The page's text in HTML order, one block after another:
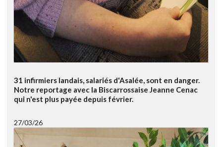
31 infirmiers landais, salariés d'Asalée, sont en danger.
Notre reportage avec la Biscarrossaise Jeanne Cenac
qui n'est plus payée depuis février.
27/03/26